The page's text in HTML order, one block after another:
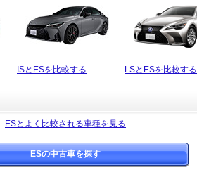
ISとESを比較する LSとESを比較する
ESとよく比較される車種を見る
ESの中古車を探す